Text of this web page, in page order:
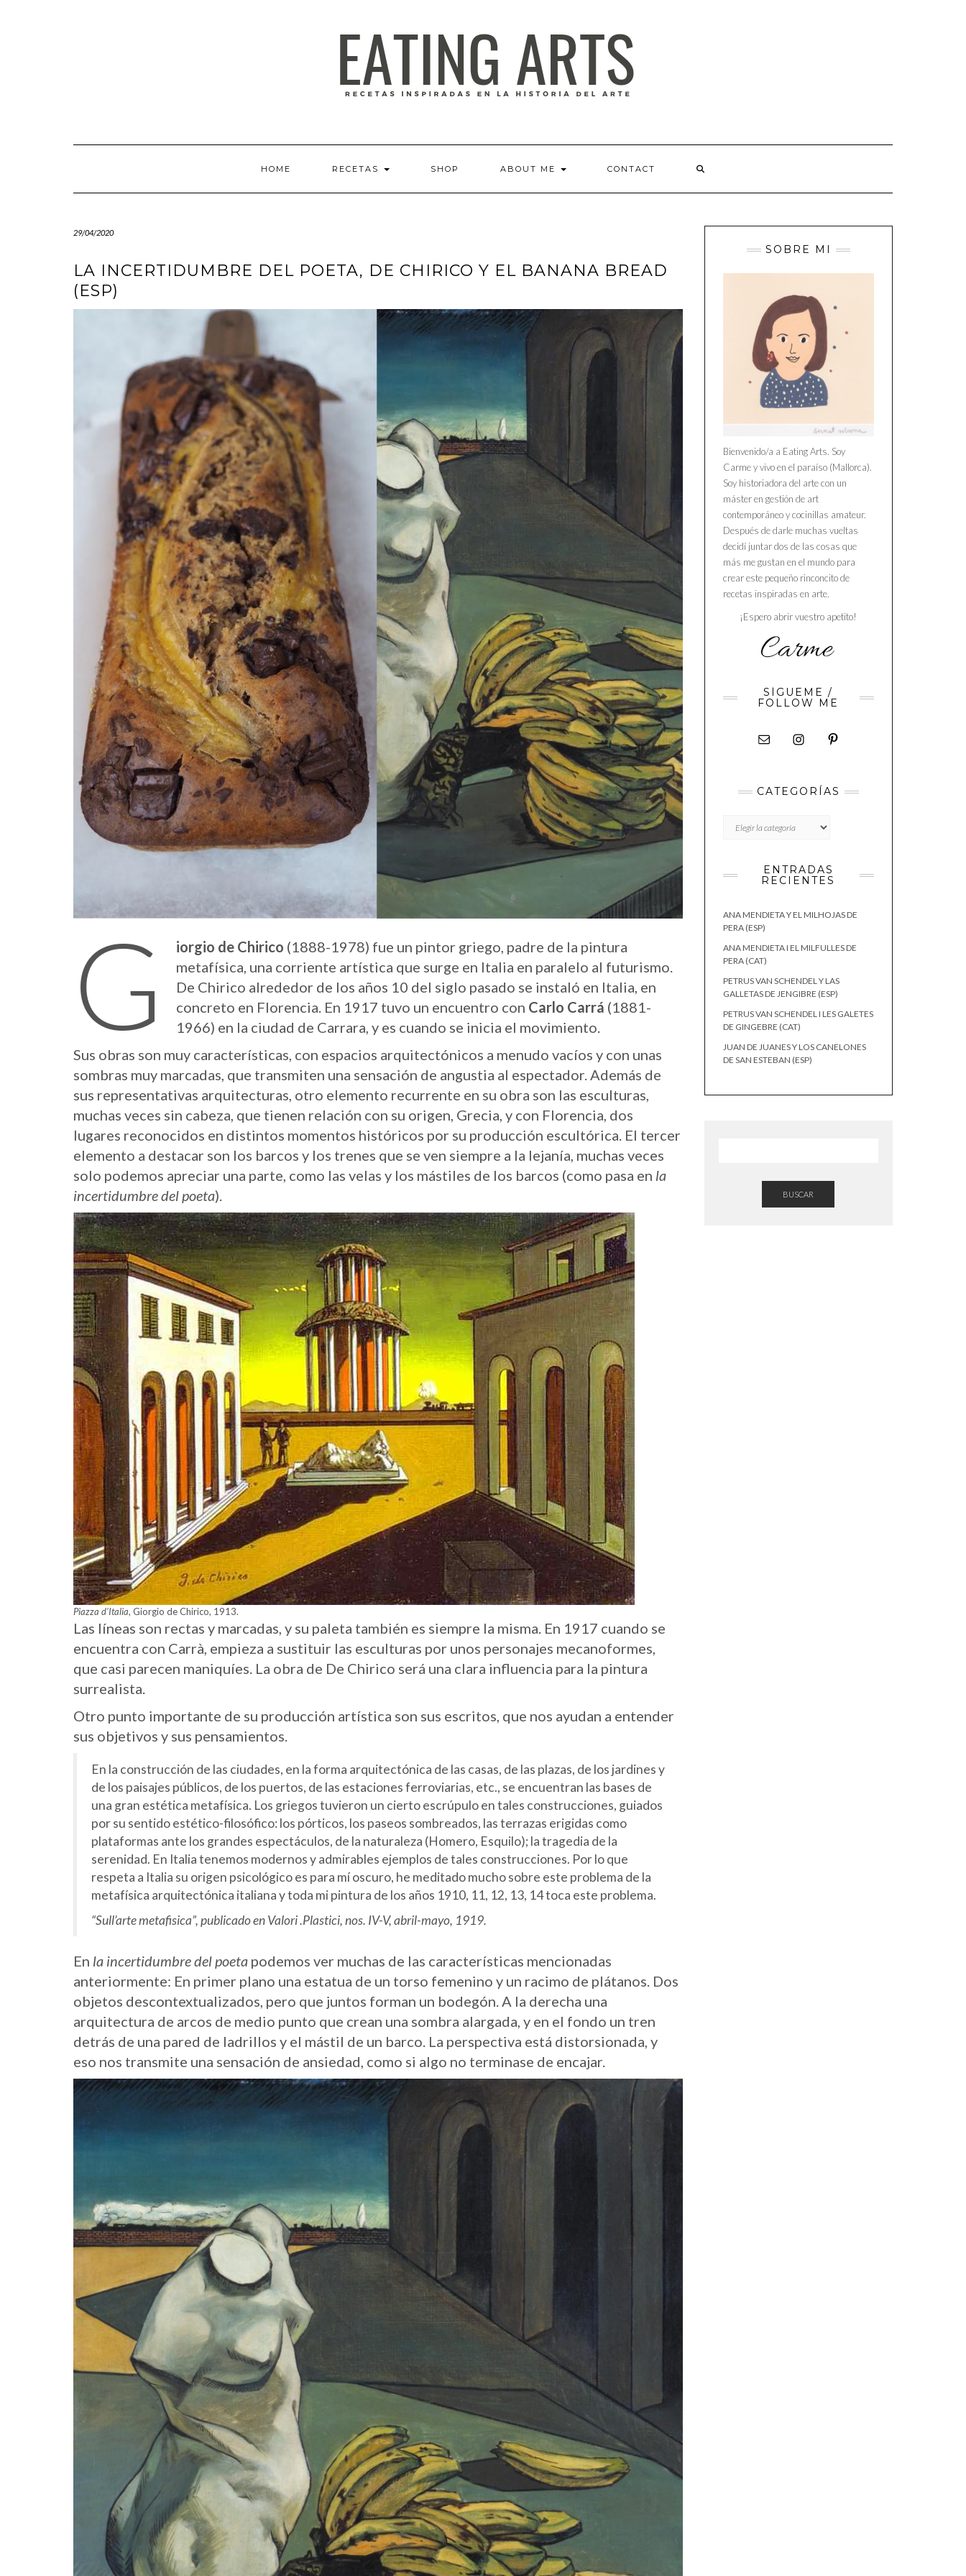
HOME RECETAS SHOP ABOUT ME CONTACT
29/04/2020
LA INCERTIDUMBRE DEL POETA, DE CHIRICO Y EL BANANA BREAD
(ESP)
G iorgio de Chirico (1888-1978) fue un pintor griego, padre de la pintura
metafísica, una corriente artística que surge en Italia en paralelo al futurismo.
De Chirico alrededor de los años 10 del siglo pasado se instaló en Italia, en
concreto en Florencia. En 1917 tuvo un encuentro con Carlo Carrá (1881-
1966) en la ciudad de Carrara, y es cuando se inicia el movimiento.
Sus obras son muy características, con espacios arquitectónicos a menudo vacíos y con unas
sombras muy marcadas, que transmiten una sensación de angustia al espectador. Además de
sus representativas arquitecturas, otro elemento recurrente en su obra son las esculturas,
muchas veces sin cabeza, que tienen relación con su origen, Grecia, y con Florencia, dos
lugares reconocidos en distintos momentos históricos por su producción escultórica. El tercer
elemento a destacar son los barcos y los trenes que se ven siempre a la lejanía, muchas veces
solo podemos apreciar una parte, como las velas y los mástiles de los barcos (como pasa en la
incertidumbre del poeta).
Piazza d’Italia, Giorgio de Chirico, 1913.
Las líneas son rectas y marcadas, y su paleta también es siempre la misma. En 1917 cuando se
encuentra con Carrà, empieza a sustituir las esculturas por unos personajes mecanoformes,
que casi parecen maniquíes. La obra de De Chirico será una clara influencia para la pintura
surrealista.
Otro punto importante de su producción artística son sus escritos, que nos ayudan a entender
sus objetivos y sus pensamientos.
En la construcción de las ciudades, en la forma arquitectónica de las casas, de las plazas, de los jardines y
de los paisajes públicos, de los puertos, de las estaciones ferroviarias, etc., se encuentran las bases de
una gran estética metafísica. Los griegos tuvieron un cierto escrúpulo en tales construcciones, guiados
por su sentido estético-filosófico: los pórticos, los paseos sombreados, las terrazas erigidas como
plataformas ante los grandes espectáculos, de la naturaleza (Homero, Esquilo); la tragedia de la
serenidad. En Italia tenemos modernos y admirables ejemplos de tales construcciones. Por lo que
respeta a Italia su origen psicológico es para mí oscuro, he meditado mucho sobre este problema de la
metafísica arquitectónica italiana y toda mi pintura de los años 1910, 11, 12, 13, 14 toca este problema.
“Sull’arte metafisica”, publicado enValori .Plastici,nos. IV-V, abril-mayo, 1919.
En la incertidumbre del poeta podemos ver muchas de las características mencionadas
anteriormente: En primer plano una estatua de un torso femenino y un racimo de plátanos. Dos
objetos descontextualizados, pero que juntos forman un bodegón. A la derecha una
arquitectura de arcos de medio punto que crean una sombra alargada, y en el fondo un tren
detrás de una pared de ladrillos y el mástil de un barco. La perspectiva está distorsionada, y
eso nos transmite una sensación de ansiedad, como si algo no terminase de encajar.
SOBRE MI
Bienvenido/a a Eating Arts. Soy
Carme y vivo en el paraíso (Mallorca).
Soy historiadora del arte con un
máster en gestión de art
contemporáneo y cocinillas amateur.
Después de darle muchas vueltas
decidí juntar dos de las cosas que
más me gustan en el mundo para
crear este pequeño rinconcito de
recetas inspiradas en arte.
¡Espero abrir vuestro apetito!
SÍGUEME /
FOLLOW ME
CATEGORÍAS
ENTRADAS
RECIENTES
ANA MENDIETA Y EL MILHOJAS DE
PERA (ESP)
ANA MENDIETA I EL MILFULLES DE
PERA (CAT)
PETRUS VAN SCHENDEL Y LAS
GALLETAS DE JENGIBRE (ESP)
PETRUS VAN SCHENDEL I LES GALETES
DE GINGEBRE (CAT)
JUAN DE JUANES Y LOS CANELONES
DE SAN ESTEBAN (ESP)
BUSCAR